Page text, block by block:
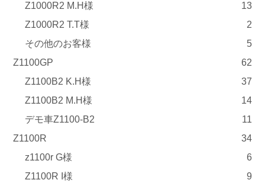
Z1000R2 M.H様
13
Z1000R2 T.T様
2
その他のお客様
5
Z1100GP
62
Z1100B2 K.H様
37
Z1100B2 M.H様
14
デモ車Z1100-B2
11
Z1100R
34
z1100r G様
6
Z1100R I様
9